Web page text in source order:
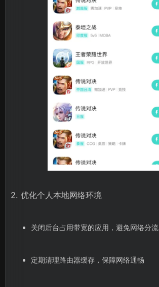
2. 优化个人本地网络环境
关闭后台占用带宽的应用，避免网络分流
定期清理路由器缓存，保障网络通畅